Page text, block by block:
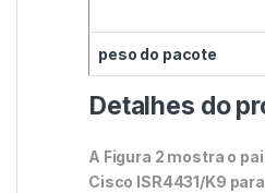
peso do pacote
Detalhes do
A Figura 2 mostra o
Cisco ISR4431/K9